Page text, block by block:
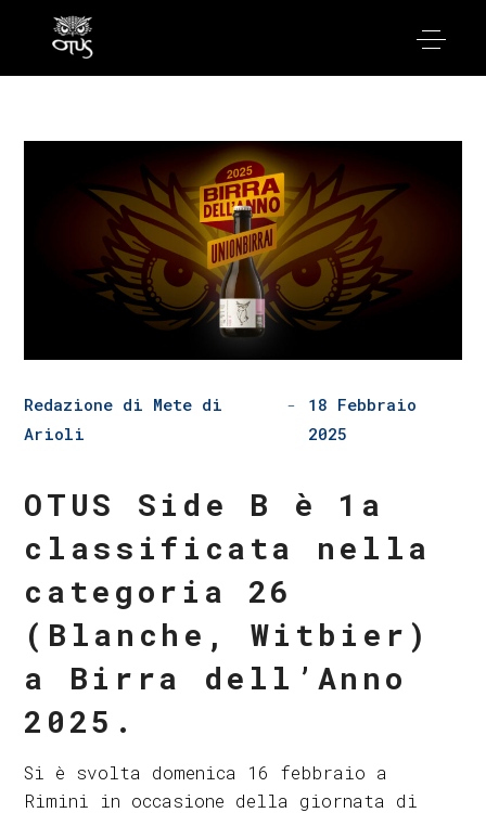
Redazione di Mete di
Arioli
18 Febbraio
2025
OTUS Side B è 1a
classificata nella
categoria 26
(Blanche, Witbier)
a Birra dell’Anno
2025.
Si è svolta domenica 16 febbraio a
Rimini in occasione della giornata di